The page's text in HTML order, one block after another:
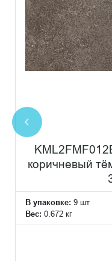
коричневый
В упаковке: 9 шт
Вес: 0.672 кг